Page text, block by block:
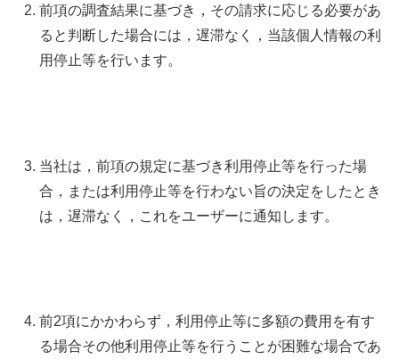
前項の調査結果に基づき，その請求に応じる必要があ
ると判断した場合には，遅滞なく，当該個人情報の利
用停止等を行います。
当社は，前項の規定に基づき利用停止等を行った場
合，または利用停止等を行わない旨の決定をしたとき
は，遅滞なく，これをユーザーに通知します。
前2項にかかわらず，利用停止等に多額の費用を有す
る場合その他利用停止等を行うことが困難な場合であ